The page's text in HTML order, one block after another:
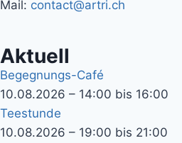
Mail: contact@artri.ch
Aktuell
Begegnungs-Café
10.08.2026 – 14:00 bis 16:00
Teestunde
10.08.2026 – 19:00 bis 21:00